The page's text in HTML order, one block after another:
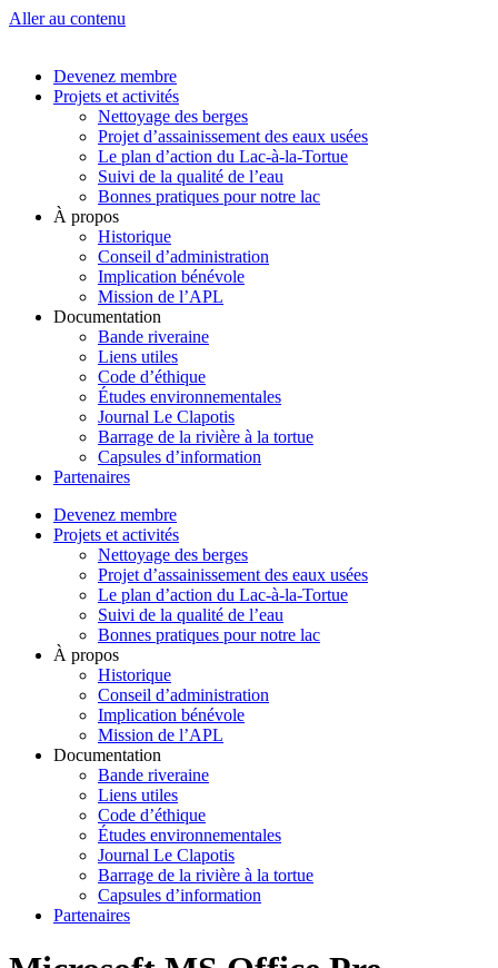
Aller au contenu
Devenez membre
Projets et activités
Nettoyage des berges
Projet d’assainissement des eaux usées
Le plan d’action du Lac-à-la-Tortue
Suivi de la qualité de l’eau
Bonnes pratiques pour notre lac
À propos
Historique
Conseil d’administration
Implication bénévole
Mission de l’APL
Documentation
Bande riveraine
Liens utiles
Code d’éthique
Études environnementales
Journal Le Clapotis
Barrage de la rivière à la tortue
Capsules d’information
Partenaires
Devenez membre
Projets et activités
Nettoyage des berges
Projet d’assainissement des eaux usées
Le plan d’action du Lac-à-la-Tortue
Suivi de la qualité de l’eau
Bonnes pratiques pour notre lac
À propos
Historique
Conseil d’administration
Implication bénévole
Mission de l’APL
Documentation
Bande riveraine
Liens utiles
Code d’éthique
Études environnementales
Journal Le Clapotis
Barrage de la rivière à la tortue
Capsules d’information
Partenaires